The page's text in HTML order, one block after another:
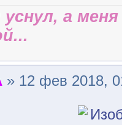
уснул, а
» 12 фев 2018,